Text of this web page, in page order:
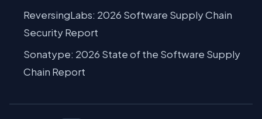
ReversingLabs: 2026 Software Supply Chain
Security Report
Sonatype: 2026 State of the Software Supply
Chain Report